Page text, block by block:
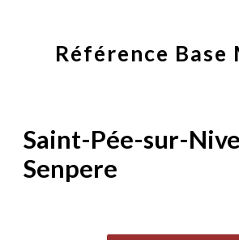
Référence Base
Saint-Pée-sur-
Senpere